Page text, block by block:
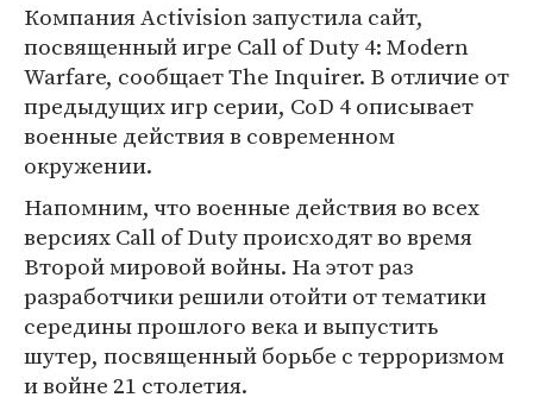
Компания Activision запустила сайт,
посвященный игре Call of Duty 4: Modern
Warfare, сообщает The Inquirer. В отличие от
предыдущих игр серии, CoD 4 описывает
военные действия в современном
окружении.
Напомним, что военные действия во всех
версиях Call of Duty происходят во время
Второй мировой войны. На этот раз
разработчики решили отойти от тематики
середины прошлого века и выпустить
шутер, посвященный борьбе с терроризмом
и войне 21 столетия.